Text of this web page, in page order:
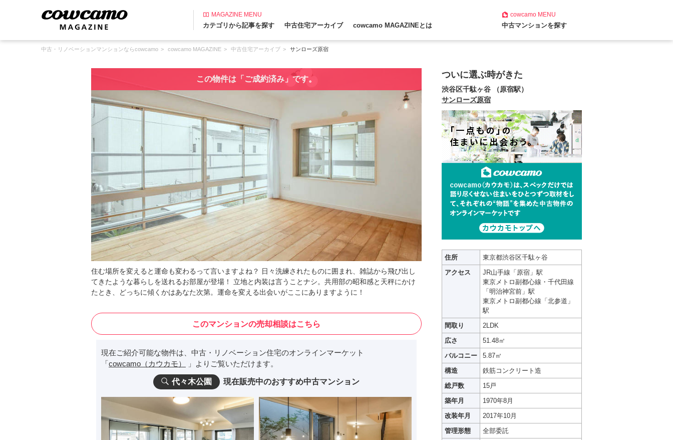
MAGAZINE MENU
カテゴリから記事を探す 中古住宅アーカイブ cowcamo MAGAZINEとは
cowcamoMENU
中古マンションを探す
中古・リノベーションマンションならcowcamo cowcamo MAGAZINE 中古住宅アーカイブ サンローズ原宿
この物件は「ご成約済み」です。
住む場所を変えると運命も変わるって言いますよね？ 日々洗練されたものに囲まれ、雑誌から飛び出し
てきたような暮らしを送れるお部屋が登場！ 立地と内装は言うことナシ。共用部の昭和感と天秤にかけ
たとき、どっちに傾くかはあなた次第。運命を変える出会いがここにありますように！
このマンションの売却相談はこちら
現在ご紹介可能な物件は、中古・リノベーション住宅のオンラインマーケット
「cowcamo（カウカモ） 」よりご覧いただけます。
代々木公園 現在販売中のおすすめ中古マンション
ついに選ぶ時がきた
渋谷区千駄ヶ谷 （原宿駅）
サンローズ原宿
住所
東京都渋谷区千駄ヶ谷
アクセス
JR山手線「原宿」駅
東京メトロ副都心線・千代田線
「明治神宮前」駅
東京メトロ副都心線「北参道」
駅
間取り
2LDK
広さ
51.48㎡
バルコニー
5.87㎡
構造
鉄筋コンクリート造
総戸数
15戸
築年月
1970年8月
改装年月
2017年10月
管理形態
全部委託